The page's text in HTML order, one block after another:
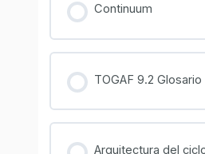
Continuum
TOGAF 9.2 Glosario
Arquitectura del